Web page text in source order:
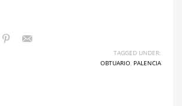
TAGGED UNDER:
OBTUARIO PALENCIA